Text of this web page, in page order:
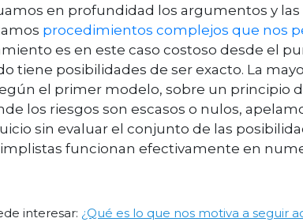
en profundidad los argumentos y
procedimientos complejos que nos
es en este caso costoso desde el
tiene posibilidades de ser exacto. La
el primer modelo, sobre un principio
los riesgos son escasos o nulos,
sin evaluar el conjunto de las
funcionan efectivamente en
interesar: ¿Qué es lo que nos motiva a seguir